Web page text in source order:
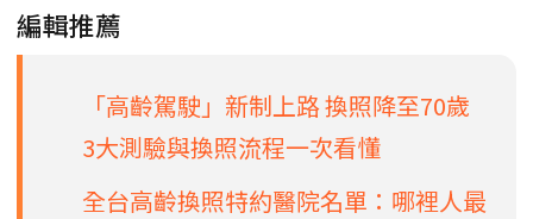
編輯推薦
「高齡駕駛」新制上路 換照降至70歲
3大測驗與換照流程一次看懂
全台高齡換照特約醫院名單：哪裡人最